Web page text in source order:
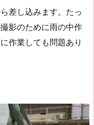
差し込みます。たっ
影のために雨の中作
作業しても問題あり